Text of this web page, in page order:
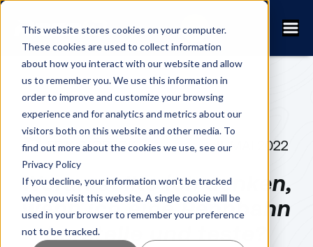
This website stores cookies on your computer.
These cookies are used to collect information
about how you interact with our website and allow
us to remember you. We use this information in
order to improve and customize your browsing
experience and for analytics and metrics about our
visitors both on this website and other media. To
find out more about the cookies we use, see our
Privacy Policy
If you decline, your information won’t be tracked
when you visit this website. A single cookie will be
used in your browser to remember your preference
not to be tracked.
ERIK SJÖBECK 11. MAI 2022
Woran sollte ich denken,
wenn ich eine Rennbahn
herstelle und teste?